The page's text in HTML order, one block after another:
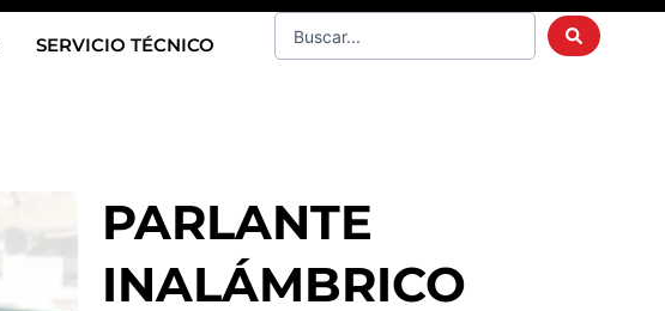
SERVICIO TÉCNICO
Search
PARLANTE
INALÁMBRICO